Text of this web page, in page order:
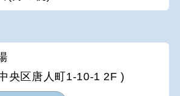
央区唐人町1-10-1 2F )